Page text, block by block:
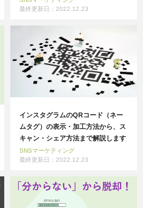
最終更新日：2022.12.23
インスタグラムのQRコード（ネー
ムタグ）の表示・加工方法から、ス
キャン・シェア方法まで解説します
SNSマーケティング
最終更新日：2022.12.23